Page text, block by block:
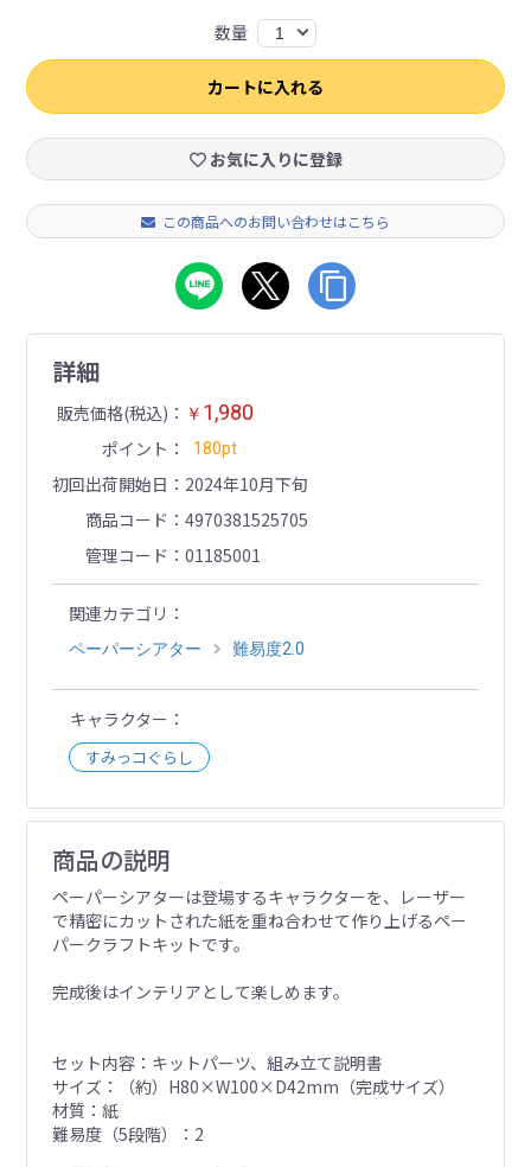
数量 1
カートに入れる
お気に入りに登録
この商品へのお問い合わせはこちら
詳細
販売価格(税込) ￥ 1,980
ポイント 180pt
初回出荷開始日
2024年10月下旬
商品コード
4970381525705
管理コード
01185001
関連カテゴリ
ペーパーシアター 難易度2.0
キャラクター
すみっコぐらし
商品の説明
ペーパーシアターは登場するキャラクターを、レーザー
で精密にカットされた紙を重ね合わせて作り上げるペー
パークラフトキットです。
完成後はインテリアとして楽しめます。
セット内容：キットパーツ、組み立て説明書
サイズ：（約）H80×W100×D42mm（完成サイズ）
材質：紙
難易度（5段階）：2